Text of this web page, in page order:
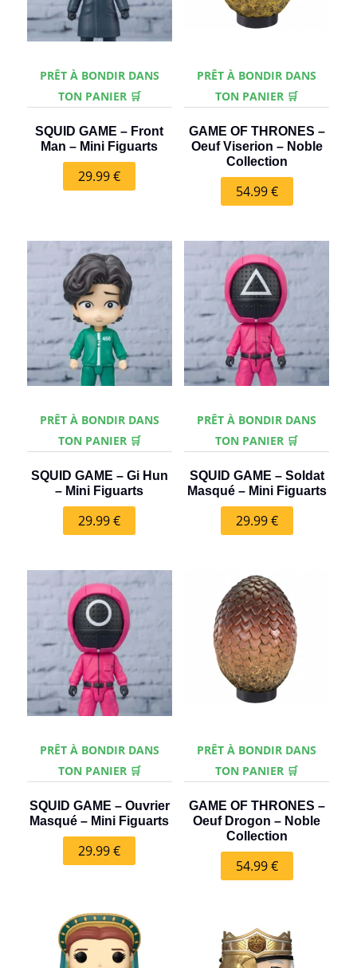
PRÊT À BONDIR DANS
TON PANIER 🛒
SQUID GAME – Front
Man – Mini Figuarts
29.99€
PRÊT À BONDIR DANS
TON PANIER 🛒
GAME OF THRONES –
Oeuf Viserion – Noble
Collection
54.99€
PRÊT À BONDIR DANS
TON PANIER 🛒
SQUID GAME – Gi Hun
– Mini Figuarts
29.99€
PRÊT À BONDIR DANS
TON PANIER 🛒
SQUID GAME – Soldat
Masqué – Mini Figuarts
29.99€
PRÊT À BONDIR DANS
TON PANIER 🛒
SQUID GAME – Ouvrier
Masqué – Mini Figuarts
29.99€
PRÊT À BONDIR DANS
TON PANIER 🛒
GAME OF THRONES –
Oeuf Drogon – Noble
Collection
54.99€